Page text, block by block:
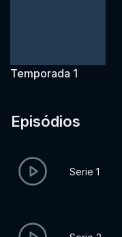
Temporada 1
Episódios
Serie 1